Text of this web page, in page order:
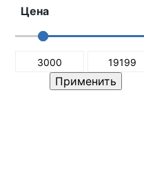
Цена